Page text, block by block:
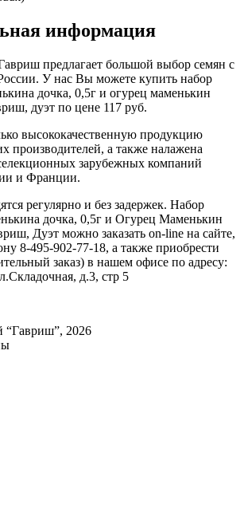
информация
предлагает большой выбор семян с
У нас Вы можете купить набор
дочка, 0,5г и огурец маменькин
дуэт по цене 117 руб.
высококачественную продукцию
производителей, а также налажена
зарубежных компаний
и Франции.
регулярно и без задержек. Набор
дочка, 0,5г и Огурец Маменькин
Дуэт можно заказать on-line на сайте,
8-495-902-77-18, а также приобрести
заказ) в нашем офисе по адресу:
д.3, стр 5
“Гавриш”, 2026